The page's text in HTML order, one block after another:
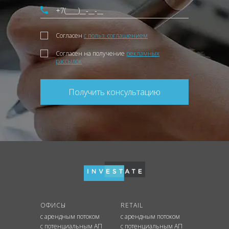
Согласен с польз. соглашением
Согласен на получение рекламных
рассылок
Получить консультацию
ОФИСЫ
с арендным потоком
с потенциальным АП
RETAIL
с арендным потоком
с потенциальным АП